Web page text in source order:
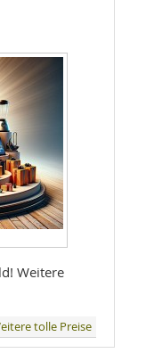
Weitere
tolle Preise